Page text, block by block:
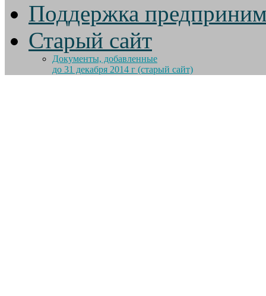
Поддержка
Старый сайт
Документы, добавленные
до 31 декабря 2014 г (старый сайт)